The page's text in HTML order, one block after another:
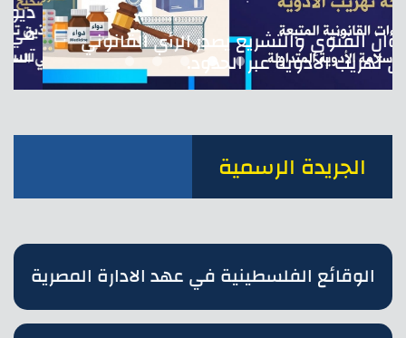
ديوان الفتوى والتشريع يصدر الرأي القانوني
في تهريب الأدوية عبر الحدود.
الجريدة الرسمية
الوقائع الفلسطينية في عهد الادارة المصرية